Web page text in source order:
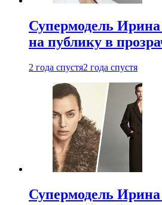
Супермодель
на публику в
2 года спустя2 года спустя
Супермодель